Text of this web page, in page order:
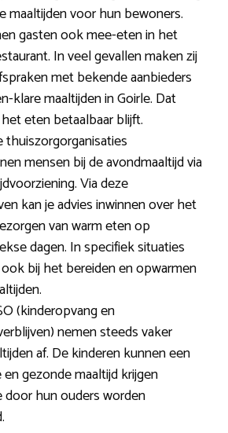
maaltijden voor hun bewoners.
gasten ook mee-eten in het
In veel gevallen maken zij
met bekende aanbieders
klare maaltijden in Goirle. Dat
eten betaalbaar blijft.
thuiszorgorganisaties
mensen bij de avondmaaltijd via
Via deze
kan je advies inwinnen over het
van warm eten op
dagen. In specifiek situaties
bij het bereiden en opwarmen
(kinderopvang en
nemen steeds vaker
af. De kinderen kunnen een
gezonde maaltijd krijgen
door hun ouders worden